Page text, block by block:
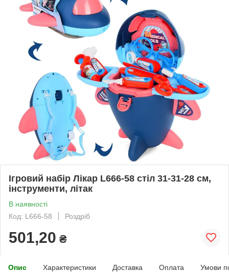
Ігровий набір Лікар L666-58 стіл 31-31-28 см,
інструменти, літак
В наявності
Код: L666-58
Роздріб
501,20 ₴
Опис Характеристики Доставка Оплата Умови